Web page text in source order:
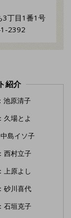
丁目1番1号
2392
紹介
池原清子
久場とよ
島イソ子
西村立子
上原よし
砂川喜代
石垣克子